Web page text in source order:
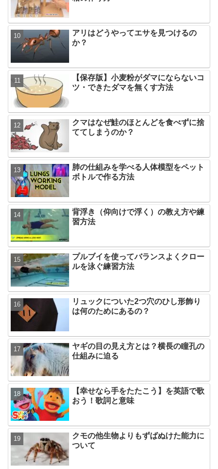
アリはどうやってエサを見つけるの
か？
【保存版】小麦粉がダマにならないコ
ツ・できたダマを無くす方法
クマはなぜ鮭のほとんどを食べずに捨
ててしまうのか？
肺の仕組みを学べる人体模型をペット
ボトルで作る方法
背浮き（仰向けで浮く）の教え方や練
習方法
プルブイを使ってバランスよくクロー
ルを泳ぐ練習方法
リュックについた2つ穴のひし形飾り
は何のためにあるの？
ヤギの目の見え方とは？横長の瞳孔の
仕組みに迫る
【幸せなら手をたたこう】を英語で歌
おう！歌詞と意味
クモの他生物よりもずばぬけた能力に
ついて